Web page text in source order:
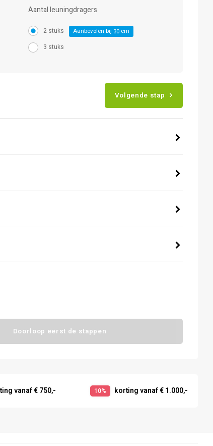
Aantal leuningdragers
2 stuks Aanbevolen bij 30 cm
3 stuks
Volgende stap
Doorloop eerst de stappen
vanaf € 750,- 10% korting vanaf € 1.000,-